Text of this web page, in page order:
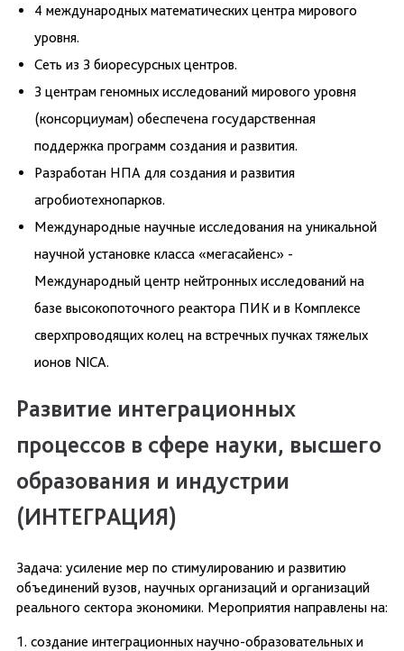
4 международных математических центра мирового
уровня.
Сеть из 3 биоресурсных центров.
3 центрам геномных исследований мирового уровня
(консорциумам) обеспечена государственная
поддержка программ создания и развития.
Разработан НПА для создания и развития
агробиотехнопарков.
Международные научные исследования на уникальной
научной установке класса «мегасайенс» -
Международный центр нейтронных исследований на
базе высокопоточного реактора ПИК и в Комплексе
сверхпроводящих колец на встречных пучках тяжелых
ионов NICA.
Развитие интеграционных
процессов в сфере науки, высшего
образования и индустрии
(ИНТЕГРАЦИЯ)
Задача: усиление мер по стимулированию и развитию
объединений вузов, научных организаций и организаций
реального сектора экономики. Мероприятия направлены на:
1. создание интеграционных научно-образовательных и